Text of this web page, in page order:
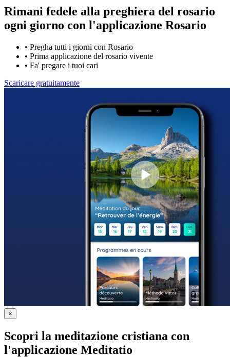
Rimani fedele alla preghiera del rosario
ogni giorno con l'applicazione Rosario
• Pregha tutti i giorni con Rosario
• Prima applicazione del rosario vivente
• Fa' pregare i tuoi cari
Scaricare gratuitamente
×
Scopri la meditazione cristiana con
l'applicazione Meditatio